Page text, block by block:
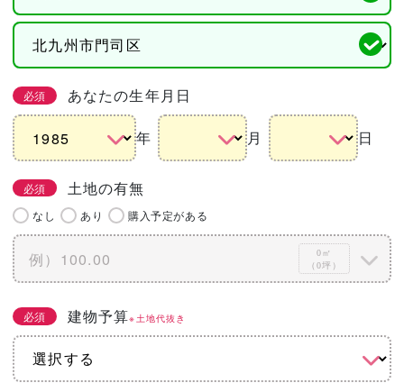
必須 あなたの生年月日
年 月 日
必須 土地の有無
なし あり 購入予定がある
0㎡
（0坪）
必須 建物予算※土地代抜き